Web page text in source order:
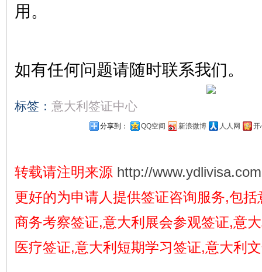
用。
如有任何问题请随时联系我们。
标签： 意大利签证中心
分享到： QQ空间 新浪微博 人人网 开
转载请注明来源 http://www.ydlivisa.com
更好的为申请人提供签证咨询服务,包
商务考察签证,意大利展会参观签证,意
医疗签证,意大利短期学习签证,意大利